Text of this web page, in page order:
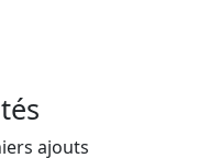
ajouts